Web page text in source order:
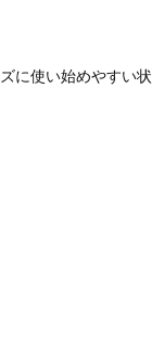
に使い始めやすい